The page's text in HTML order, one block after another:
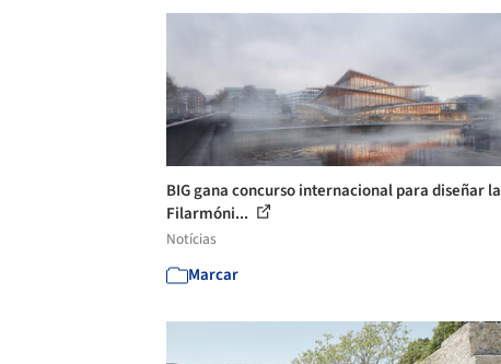
BIG gana concurso internacional para diseñar la
Filarmóni...
Notícias
Marcar